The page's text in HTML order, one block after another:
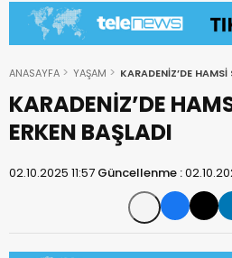
ANASAYFA YAŞAM KARADENİZ’DE
KARADENİZ’DE
ERKEN BAŞLADI
02.10.2025 11:57 Güncellenme :